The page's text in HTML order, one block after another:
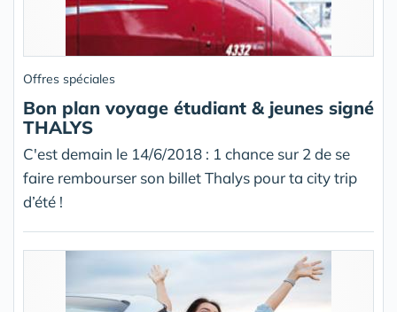
Offres spéciales
Bon plan voyage étudiant & jeunes signé
THALYS
C'est demain le 14/6/2018 : 1 chance sur 2 de se
faire rembourser son billet Thalys pour ta city trip
d’été !